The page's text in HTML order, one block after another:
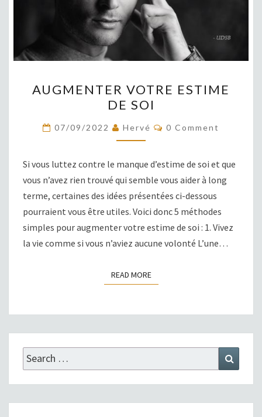
VOTRE
ESTIME
DE
SOI
AUGMENTER VOTRE ESTIME
DE SOI
07/09/2022 Hervé COMMENTS
0 Comment
Si vous luttez contre le manque d’estime de soi et que
vous n’avez rien trouvé qui semble vous aider à long
terme, certaines des idées présentées ci-dessous
pourraient vous être utiles. Voici donc 5 méthodes
simples pour augmenter votre estime de soi : 1. Vivez
la vie comme si vous n’aviez aucune volonté L’une…
READ MOREREAD MORE
Search
for: